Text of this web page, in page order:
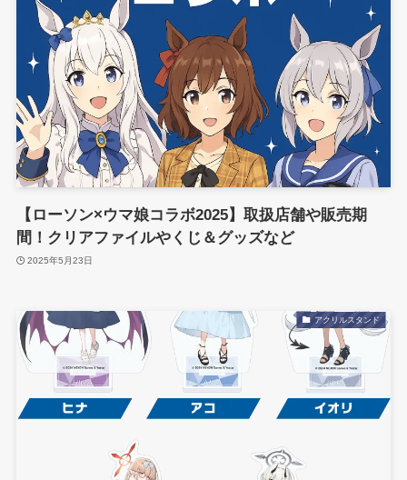
【ローソン×ウマ娘コラボ2025】取扱店舗や販売期
間！クリアファイルやくじ＆グッズなど
2025年5月23日
アクリルスタンド